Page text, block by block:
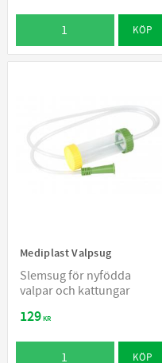
KÖP
Mediplast Valpsug
Slemsug för nyfödda
valpar och kattungar
129KR
KÖP